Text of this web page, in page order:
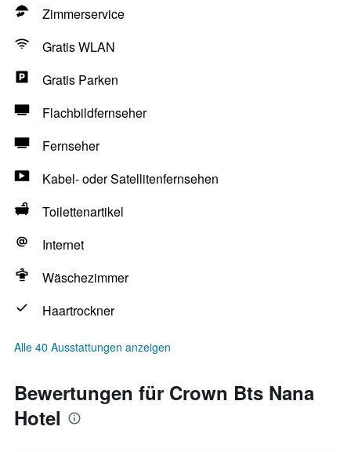
Zimmerservice
Gratis WLAN
Gratis Parken
Flachbildfernseher
Fernseher
Kabel- oder Satellitenfernsehen
Toilettenartikel
Internet
Wäschezimmer
Haartrockner
Alle 40 Ausstattungen anzeigen
Bewertungen für Crown Bts Nana
Hotel